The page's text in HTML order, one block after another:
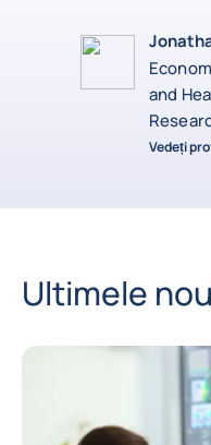
and
Vedeți
Jonathan
Ultimele